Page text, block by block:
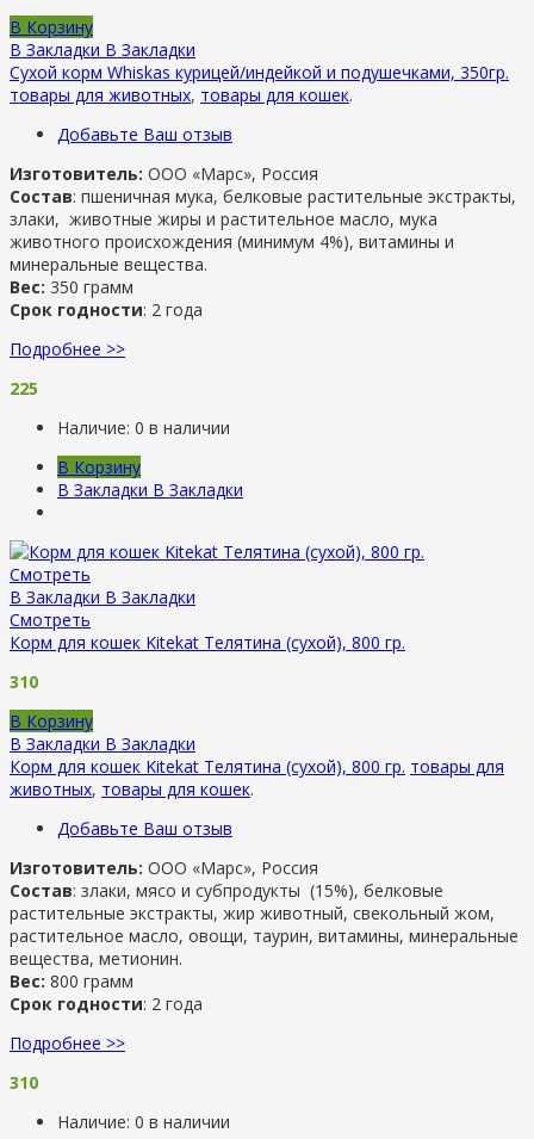
В Корзину
В Закладки В Закладки
Сухой корм Whiskas курицей/индейкой и подушечками, 350гр.
товары для животных, товары для кошек.
Добавьте Ваш отзыв
Изготовитель: ООО «Марс», Россия
Состав: пшеничная мука, белковые растительные экстракты,
злаки, животные жиры и растительное масло, мука
животного происхождения (минимум 4%), витамины и
минеральные вещества.
Вес: 350 грамм
Срок годности: 2 года
Подробнее >>
225
Наличие: 0 в наличии
В Корзину
В Закладки В Закладки
Смотреть
В Закладки В Закладки
Смотреть
Корм для кошек Kitekat Телятина (сухой), 800 гр.
310
В Корзину
В Закладки В Закладки
Корм для кошек Kitekat Телятина (сухой), 800 гр. товары для
животных, товары для кошек.
Добавьте Ваш отзыв
Изготовитель: ООО «Марс», Россия
Состав: злаки, мясо и субпродукты (15%), белковые
растительные экстракты, жир животный, свекольный жом,
растительное масло, овощи, таурин, витамины, минеральные
вещества, метионин.
Вес: 800 грамм
Срок годности: 2 года
Подробнее >>
310
Наличие: 0 в наличии